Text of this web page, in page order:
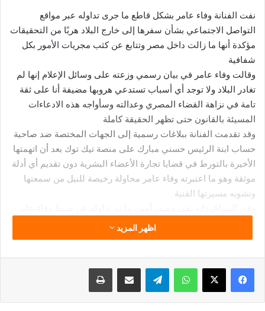
نفت الفنانة وفاء عامر بشكل قاطع ما جرى تداوله عبر مواقع
التواصل الاجتماعي بشأن سفرها إلى خارج البلاد هربًا من التحقيقات
مؤكدة أنها ما زالت داخل مصر وتتابع عن كثب مجريات الأمور بكل
شفافية
وقالت وفاء عامر في بيان رسمي وزعته على وسائل الإعلام إنها لم
تغادر البلاد ولا توجد أي أسباب تستدعي هروبها مضيفة أنا على ثقة
تامة في نزاهة القضاء المصري وعدالته وسأواجه هذه الادعاءات
المسيئة بالقانون حتى تظهر الحقيقة كاملة
وقد تقدمت الفنانة ببلاغات رسمية إلى الجهات المختصة ضد صاحبة
حساب ابنة الرئيس حسني مبارك على منصة تيك توك بعد أن اتهمتها
الأخيرة بالتورط في قضايا تجارة الأعضاء البشرية دون تقديم أي أدلة
موثقة وهو ما اعتبرته وفاء عامر محاولة رخيصة للنيل من سمعتها
وتشويه مسيرتها الفنية
في مطار القاهرة مشددًا على أنها غير مطلوبة في أي قضايا مطالبًا
الجمهور ووسائل الإعلام بتحري الدقة فيما يتم تداوله من معلومات
الساحل الشمالي ولم يتم استدعاؤها للتحقيق في أي قضية حتى
هذه اللحظة
اظهر المزيد
فيسبوك ‫X واتساب تيلقرام مشاركة عبر البريد طباعة